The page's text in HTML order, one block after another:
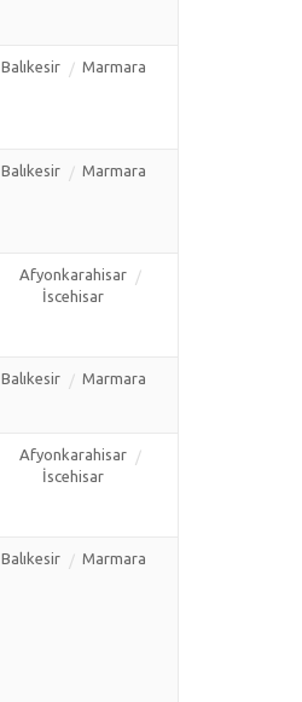
Balıkesir Marmara
Balıkesir Marmara
Afyonkarahisar
İscehisar
Balıkesir Marmara
Afyonkarahisar
İscehisar
Balıkesir Marmara